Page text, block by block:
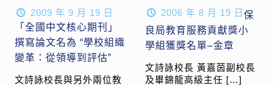
2009 年 9 月 19 日
「全國中文核心期刊」
撰寫論文名為 “學校組織
變革：從領導到評估”
文詩詠校長與另外兩位教
2006 年 8 月 19 日保
良局教育服務貢獻獎小
學組獲獎名單–金章
文詩詠校長 黃嘉茵副校長
及畢錦龍高級主任 […]